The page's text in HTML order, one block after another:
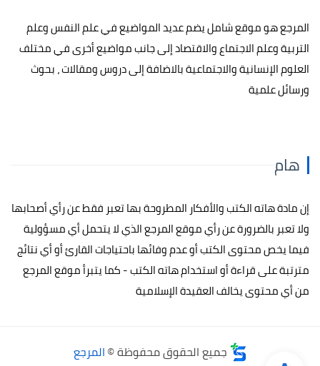
المرجع هو موقع شامل يضم عديد المواضيع في علم النفس وعلم
التربية وعلم الاجتماع والاقتصاد إلى جانب مواضيع أخرى في مختلف
العلوم الإنسانية والاجتماعية بالاضافة إلى دروس ومقالات ، بحوث
ورسائل علمية
هام
إن مادة هاته الكتب والأفكار المطروحة بها تعبر فقط عن رأي أصحابها
ولا تعبر بالضرورة عن رأي موقع المرجع الذي لا يتحمل أي مسؤولية
فيما يخص محتوى الكتب أو عدم وفائها باحتياجات القارئ أو أي نتائج
مترتبة على قراءة أو استخدام هاته الكتب - كما يتبرأ موقع المرجع
من أي محتوى يخالف العقيدة الإسلامية
جميع الحقوق محفوظة ©المرجع